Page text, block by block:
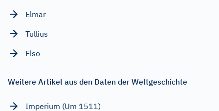
Elmar
Tullius
Elso
Weitere Artikel aus den Daten der Weltgeschichte
Imperium (Um 1511)